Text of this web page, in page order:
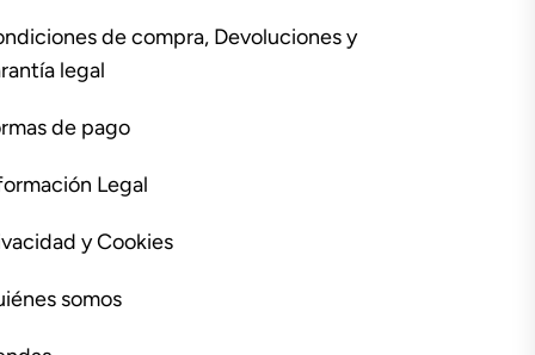
de compra, Devoluciones y
legal
de pago
Legal
y Cookies
somos